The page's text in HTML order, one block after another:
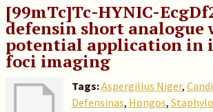
[99mTc]Tc-HYNIC-
defensin short analogue
potential application in
foci imaging
Tags:Aspergillus Niger,
Defensinas, Hongos,